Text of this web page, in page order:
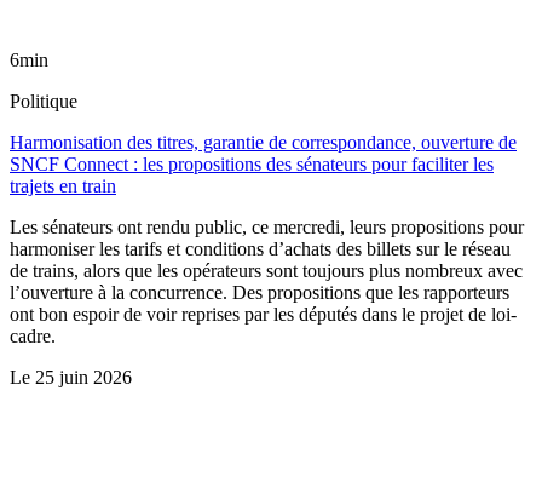
6min
Politique
Harmonisation des titres, garantie de correspondance, ouverture de
SNCF Connect : les propositions des sénateurs pour faciliter les
trajets en train
Les sénateurs ont rendu public, ce mercredi, leurs propositions pour
harmoniser les tarifs et conditions d’achats des billets sur le réseau
de trains, alors que les opérateurs sont toujours plus nombreux avec
l’ouverture à la concurrence. Des propositions que les rapporteurs
ont bon espoir de voir reprises par les députés dans le projet de loi-
cadre.
Le 25 juin 2026